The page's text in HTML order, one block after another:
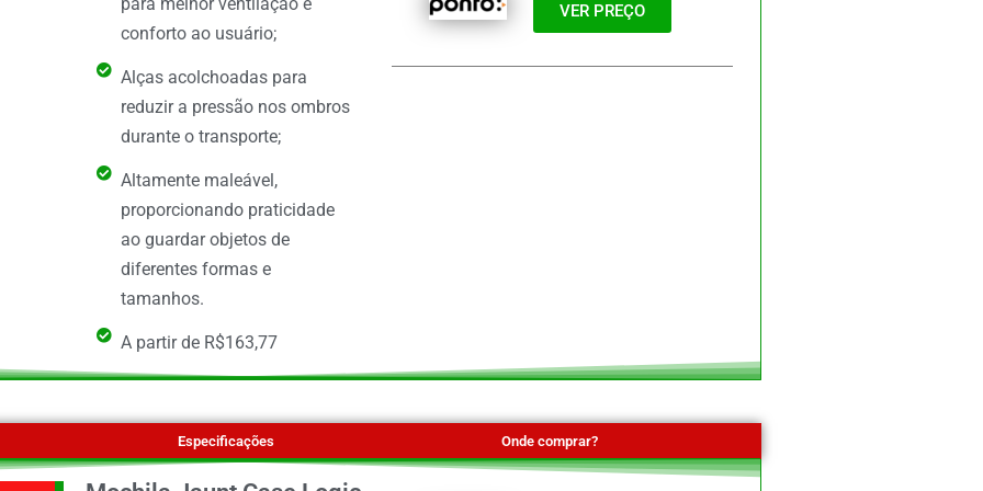
conforto ao usuário;
Alças acolchoadas para
reduzir a pressão nos ombros
durante o transporte;
Altamente maleável,
proporcionando praticidade
ao guardar objetos de
diferentes formas e
tamanhos.
A partir de R$163,77
VER PREÇO
Especificações Onde comprar?